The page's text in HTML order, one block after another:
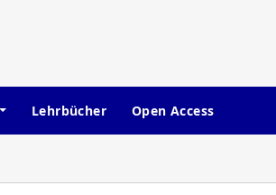
Lehrbücher
Open Access